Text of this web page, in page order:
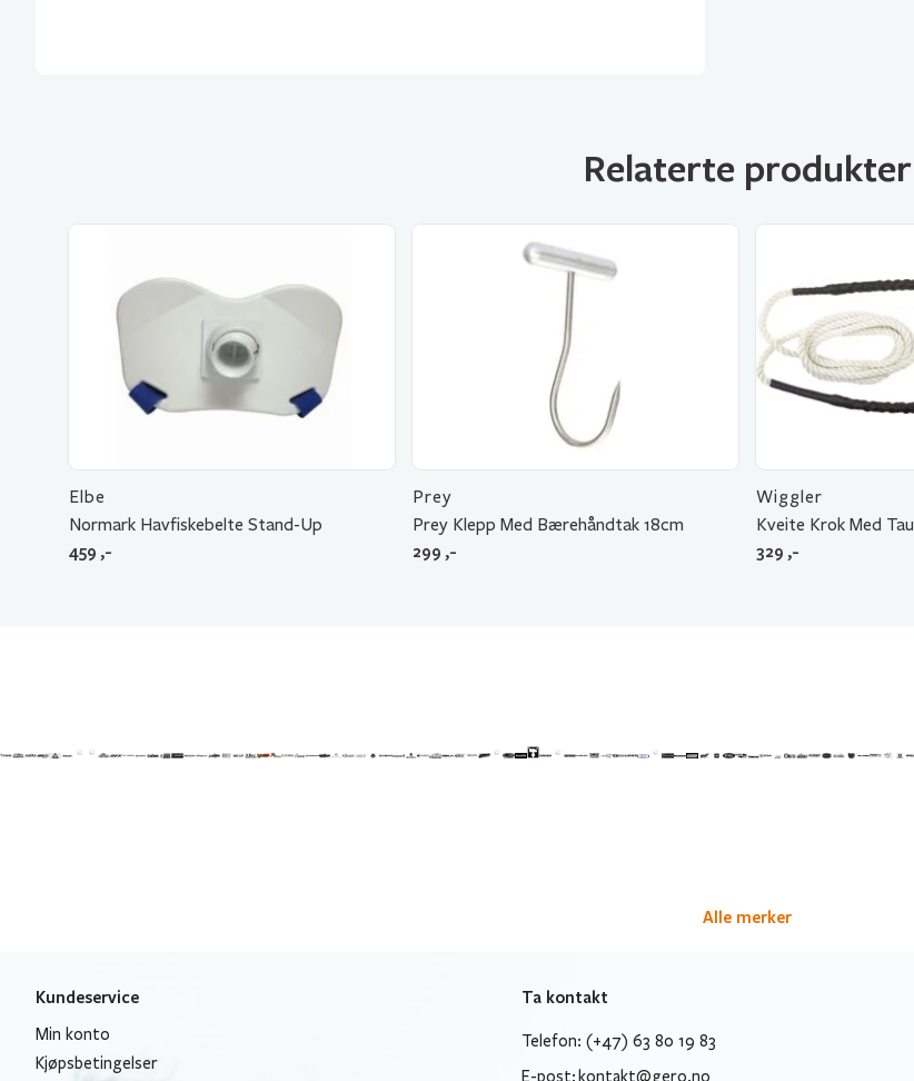
Relaterte produkter
Elbe
Normark Havfiskebelte Stand-Up
459 ,-
Prey
Prey Klepp Med Bærehåndtak 18cm
299 ,-
Wiggler
Kveite Krok Med Tau
329 ,-
Alle merker
Kundeservice
Min konto
Kjøpsbetingelser
Ta kontakt
Telefon: (+47) 63 80 19 83
E-post: kontakt@gero.no